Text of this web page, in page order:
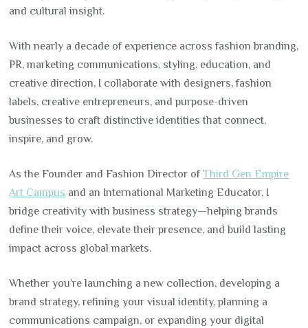
and cultural insight.
With nearly a decade of experience across fashion branding,
PR, marketing communications, styling, education, and
creative direction, I collaborate with designers, fashion
labels, creative entrepreneurs, and purpose-driven
businesses to craft distinctive identities that connect,
inspire, and grow.
As the Founder and Fashion Director ofThird Gen Empire
Art Campus and an International Marketing Educator, I
bridge creativity with business strategy—helping brands
define their voice, elevate their presence, and build lasting
impact across global markets.
Whether you’re launching a new collection, developing a
brand strategy, refining your visual identity, planning a
communications campaign, or expanding your digital